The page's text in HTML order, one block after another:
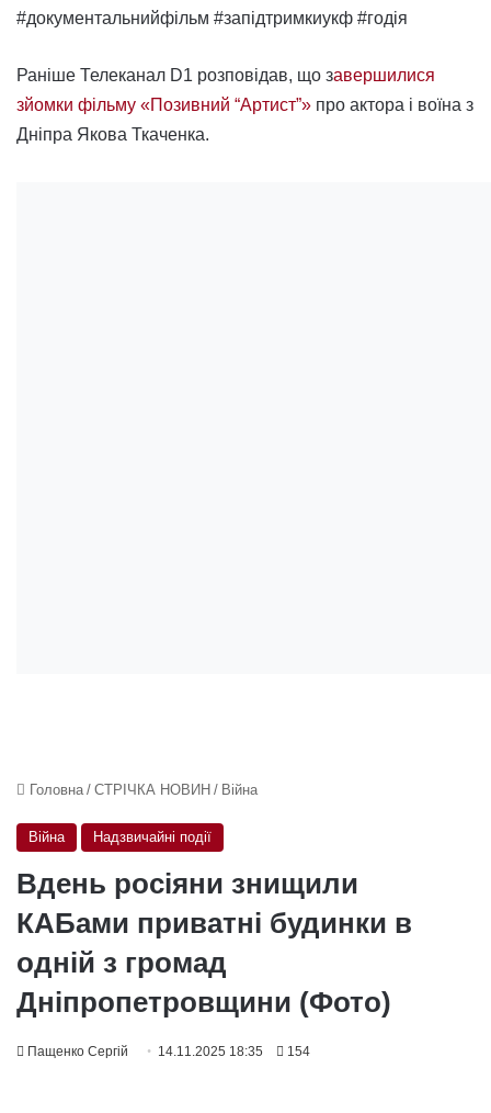
#документальнийфільм #запідтримкиукф #годія
Раніше Телеканал D1 розповідав, що завершилися
зйомки фільму «Позивний “Артист”» про актора і воїна з
Дніпра Якова Ткаченка.